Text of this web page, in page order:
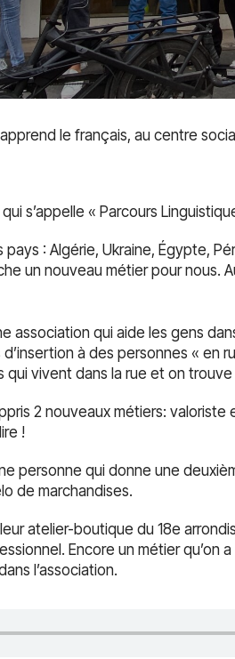
le français, au centre
s’appelle « Parcours
: Algérie, Ukraine, Égypte,
un nouveau métier pour nous.
association qui aide les gens
à des personnes « en
qui vivent dans la rue et on
2 nouveaux métiers:
!
personne qui donne une
de marchandises.
atelier-boutique du 18e
Encore un métier qu’on
l’association.